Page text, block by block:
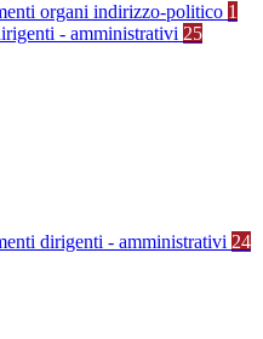
organi indirizzo-politico 1
- amministrativi 25
dirigenti - amministrativi 24